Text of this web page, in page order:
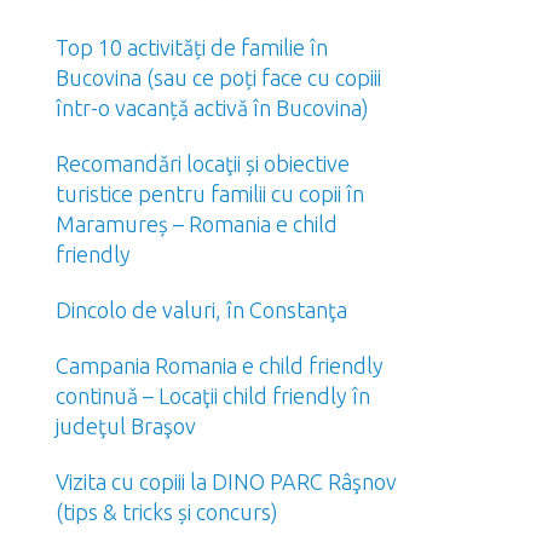
Top 10 activități de familie în
Bucovina (sau ce poți face cu copiii
într-o vacanță activă în Bucovina)
Recomandări locaţii și obiective
turistice pentru familii cu copii în
Maramureș – Romania e child
friendly
Dincolo de valuri, în Constanţa
Campania Romania e child friendly
continuă – Locaţii child friendly în
judeţul Braşov
Vizita cu copiii la DINO PARC Râşnov
(tips & tricks și concurs)